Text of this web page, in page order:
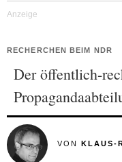
RECHERCHEN BEIM NDR
Der öffentlich-
VON KLAUS-